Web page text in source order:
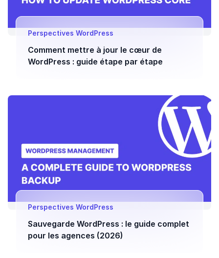
Perspectives WordPress
Comment mettre à jour le cœur de
WordPress : guide étape par étape
Perspectives WordPress
Sauvegarde WordPress : le guide complet
pour les agences (2026)